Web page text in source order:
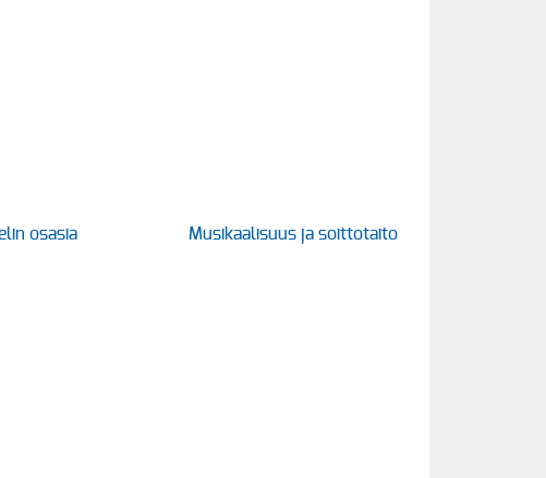
osasia Musikaalisuus ja soittotaito